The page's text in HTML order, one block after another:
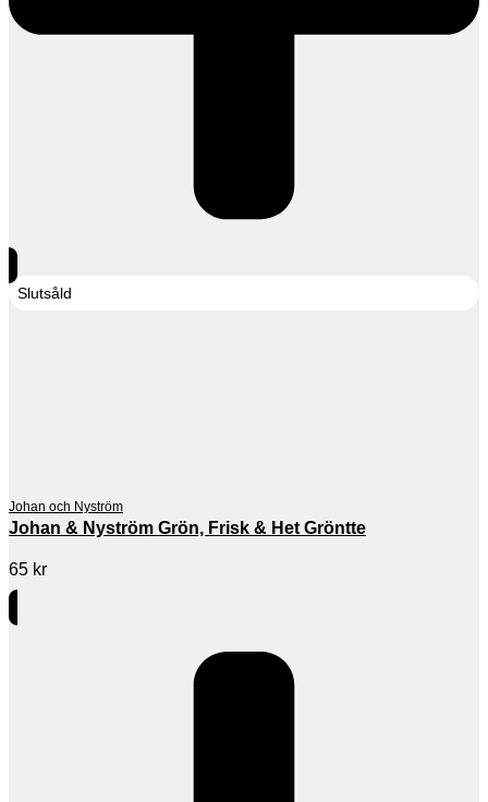
Slutsåld
Johan och Nyström
Johan & Nyström Grön, Frisk & Het Gröntte
65 kr